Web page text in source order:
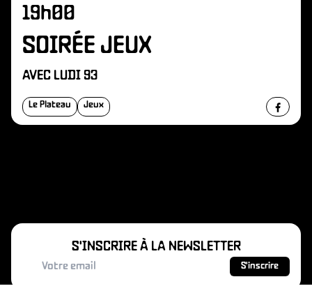
19h00
SOIRÉE JEUX
AVEC LUDI 93
Le Plateau Jeux
S'INSCRIRE À LA NEWSLETTER
S'inscrire